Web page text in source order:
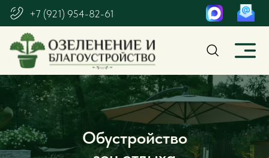
+7 (921) 954-82-61
Обустройство